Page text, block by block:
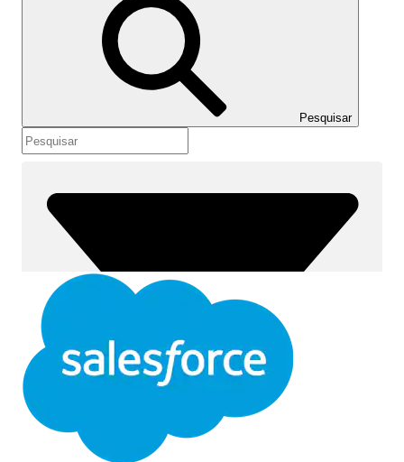
Mostrar índice
Índice
Pesquisar